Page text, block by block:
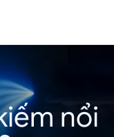
nổi